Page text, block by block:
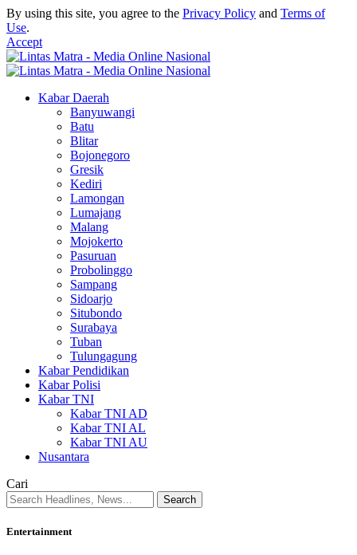
By using this site, you agree to the Privacy Policy and Terms of
Use.
Accept
Kabar Daerah
Banyuwangi
Batu
Blitar
Bojonegoro
Gresik
Kediri
Lamongan
Lumajang
Malang
Mojokerto
Pasuruan
Probolinggo
Sampang
Sidoarjo
Situbondo
Surabaya
Tuban
Tulungagung
Kabar Pendidikan
Kabar Polisi
Kabar TNI
Kabar TNI AD
Kabar TNI AL
Kabar TNI AU
Nusantara
Cari
Entertainment